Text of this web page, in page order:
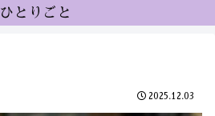
ひとりごと
2025.12.03